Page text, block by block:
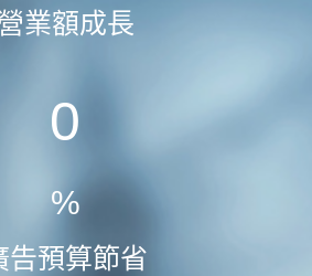
業額成長
0
%
告預算節省